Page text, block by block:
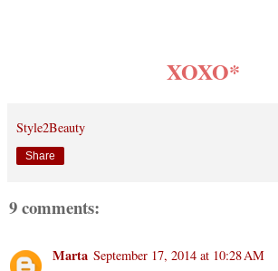
XOXO*
Style2Beauty
Share
9 comments:
Marta September 17, 2014 at 10:28 AM